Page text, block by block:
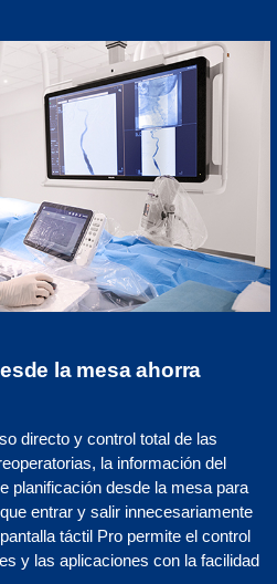
la mesa ahorra
directo y control total de las
la información del
planificación desde la mesa para
entrar y salir innecesariamente
táctil Pro permite el control
y las aplicaciones con la facilidad